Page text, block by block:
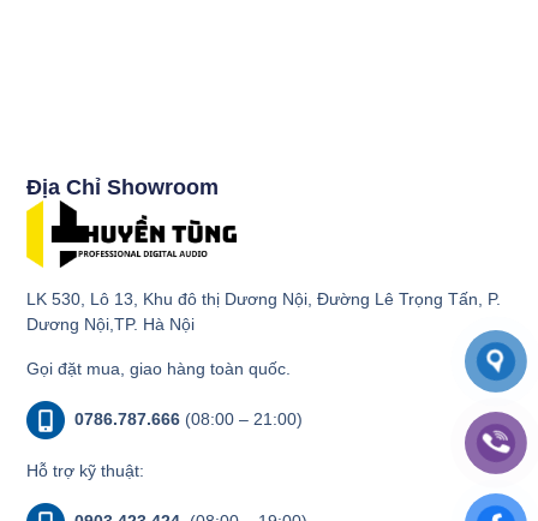
Địa Chỉ Showroom
LK 530, Lô 13, Khu đô thị Dương Nội, Đường Lê Trọng Tấn, P.
Dương Nội,TP. Hà Nội
Gọi đặt mua, giao hàng toàn quốc.
0786.787.666 (08:00 – 21:00)
Hỗ trợ kỹ thuật: